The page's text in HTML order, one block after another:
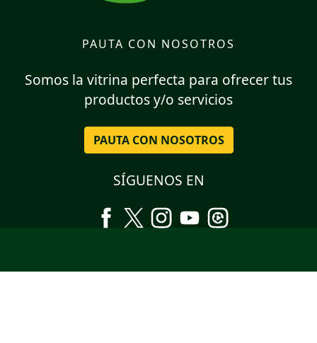
PAUTA CON NOSOTROS
Somos la vitrina perfecta para ofrecer tus
productos y/o servicios
PAUTA CON NOSOTROS
SÍGUENOS EN